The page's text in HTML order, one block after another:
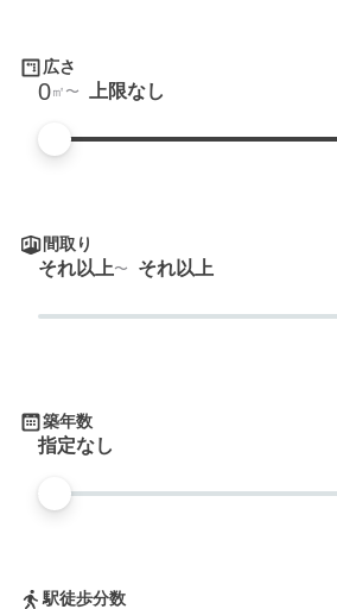
広さ
0㎡ 上限なし
間取り
それ以上 それ以上
築年数
指定なし
駅徒歩分数